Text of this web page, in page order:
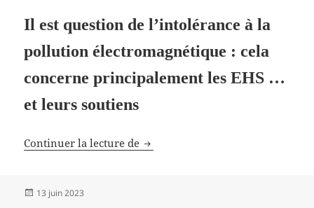
Il est question de l’intolérance à la
pollution électromagnétique : cela
concerne principalement les EHS …
et leurs soutiens
Continuer la lecture de 16 juin : journée mondiale
Publié
13 juin 2023